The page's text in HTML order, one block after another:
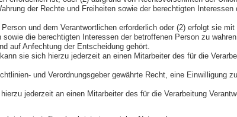
der Rechte und Freiheiten sowie der berechtigten
und dem Verantwortlichen erforderlich oder (2) erfolgt sie
die berechtigten Interessen der betroffenen Person zu
auf Anfechtung der Entscheidung gehört.
sie sich hierzu jederzeit an einen Mitarbeiter des für die
und Verordnungsgeber gewährte Recht, eine Einwilligung
jederzeit an einen Mitarbeiter des für die Verarbeitung